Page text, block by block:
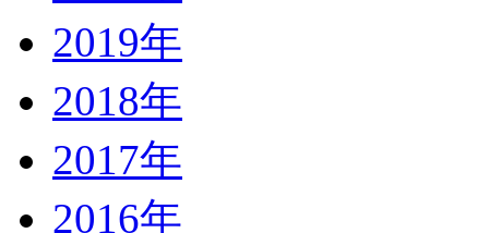
2019年
2018年
2017年
2016年